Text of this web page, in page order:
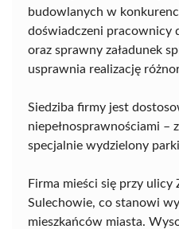
budowlanych w
doświadczeni pracownicy
oraz sprawny załadunek
usprawnia realizację
Siedziba firmy jest
niepełnosprawnościami –
specjalnie wydzielony
Firma mieści się przy ulicy
Sulechowie, co stanowi
mieszkańców miasta.